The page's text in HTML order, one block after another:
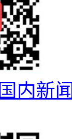
国内新闻